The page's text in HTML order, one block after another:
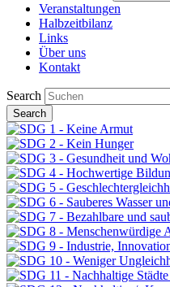
Veranstaltungen
Halbzeitbilanz
Links
Über uns
Kontakt
Search